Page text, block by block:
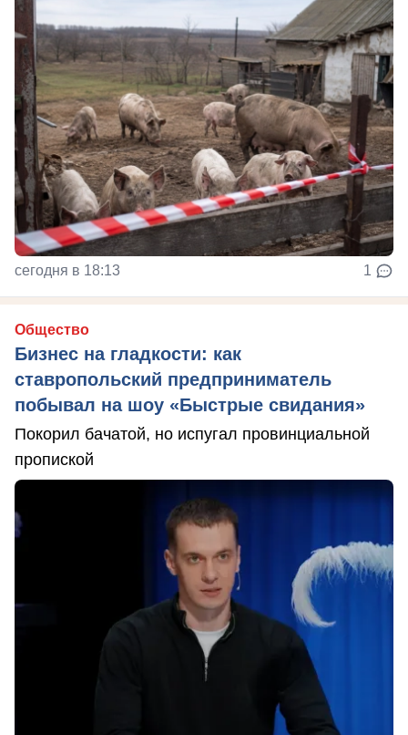
сегодня в 18:13 1
Общество
Бизнес на гладкости: как
ставропольский предприниматель
побывал на шоу «Быстрые свидания»
Покорил бачатой, но испугал провинциальной
пропиской